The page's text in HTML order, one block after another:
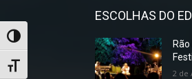
Toggle High Contrast
Toggle Font size
ESCOLHAS DO
2 de